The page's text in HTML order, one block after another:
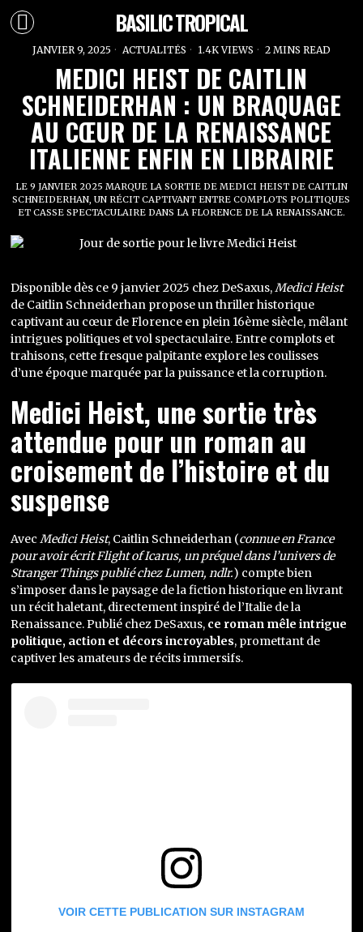
BASILIC TROPICAL
JANVIER 9, 2025 ACTUALITÉS 1.4K VIEWS 2 MINS READ
MEDICI HEIST DE CAITLIN
SCHNEIDERHAN : UN BRAQUAGE
AU CŒUR DE LA RENAISSANCE
ITALIENNE ENFIN EN LIBRAIRIE
LE 9 JANVIER 2025 MARQUE LA SORTIE DE MEDICI HEIST DE CAITLIN
SCHNEIDERHAN, UN RÉCIT CAPTIVANT ENTRE COMPLOTS POLITIQUES
ET CASSE SPECTACULAIRE DANS LA FLORENCE DE LA RENAISSANCE.
Disponible dès ce 9 janvier 2025 chez DeSaxus,Medici Heist
de Caitlin Schneiderhan propose un thriller historique
captivant au cœur de Florence en plein 16ème siècle, mêlant
intrigues politiques et vol spectaculaire. Entre complots et
trahisons, cette fresque palpitante explore les coulisses
d’une époque marquée par la puissance et la corruption.
Medici Heist, une sortie très
attendue pour un roman au
croisement de l’histoire et du
suspense
AvecMedici Heist, Caitlin Schneiderhan (connue en France
pour avoir écrit Flight of Icarus, un préquel dans l’univers de
Stranger Things publié chez Lumen, ndlr.) compte bien
s’imposer dans le paysage de la fiction historique en livrant
un récit haletant, directement inspiré de l’Italie de la
Renaissance. Publié chez DeSaxus, ce roman mêle intrigue
politique, action et décors incroyables, promettant de
captiver les amateurs de récits immersifs.
VOIR CETTE PUBLICATION SUR INSTAGRAM